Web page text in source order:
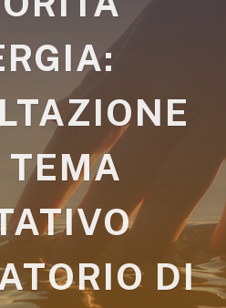
TEMA
DI